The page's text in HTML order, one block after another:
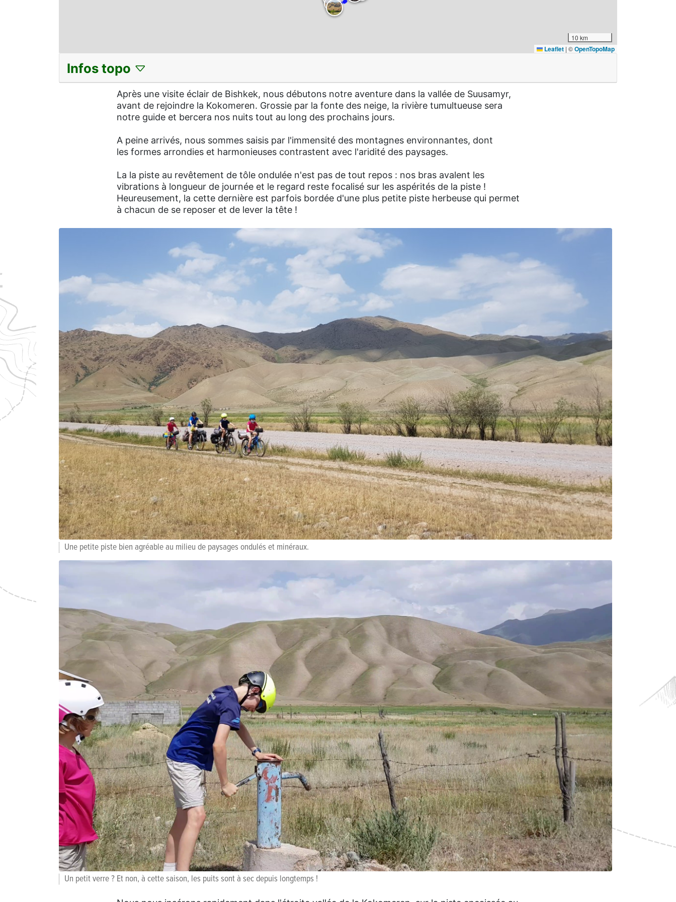
10 km
Leaflet | ©OpenTopoMap
Infos topo
Après une visite éclair de Bishkek, nous débutons notre aventure dans la vallée de Suusamyr,
avant de rejoindre la Kokomeren. Grossie par la fonte des neige, la rivière tumultueuse sera
notre guide et bercera nos nuits tout au long des prochains jours.
A peine arrivés, nous sommes saisis par l'immensité des montagnes environnantes, dont
les formes arrondies et harmonieuses contrastent avec l'aridité des paysages.
La la piste au revêtement de tôle ondulée n'est pas de tout repos : nos bras avalent les
vibrations à longueur de journée et le regard reste focalisé sur les aspérités de la piste !
Heureusement, la cette dernière est parfois bordée d'une plus petite piste herbeuse qui permet
à chacun de se reposer et de lever la tête !
Une petite piste bien agréable au milieu de paysages ondulés et minéraux.
Un petit verre ? Et non, à cette saison, les puits sont à sec depuis longtemps !